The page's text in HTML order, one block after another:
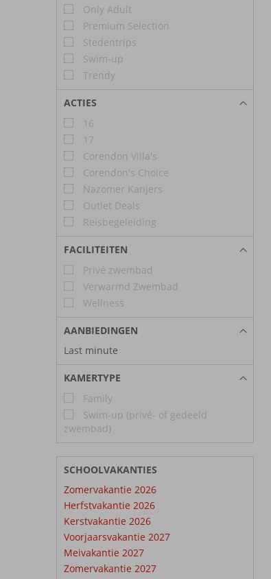
Only Adult
Premium Selection
Stedentrips
Swim-up
Trendy
ACTIES
16
17
Corendon Villa's
Corendon's Choice
Nazomer Kanjers
Outlet Deals
Reisbegeleiding
FACILITEITEN
Privé zwembad
Verwarmd Zwembad
Wellness
AANBIEDINGEN
Last minute
KAMERTYPE
Family
Swim-up (privé- of gedeeld
zwembad)
SCHOOLVAKANTIES
Zomervakantie 2026
Herfstvakantie 2026
Kerstvakantie 2026
Voorjaarsvakantie 2027
Meivakantie 2027
Zomervakantie 2027